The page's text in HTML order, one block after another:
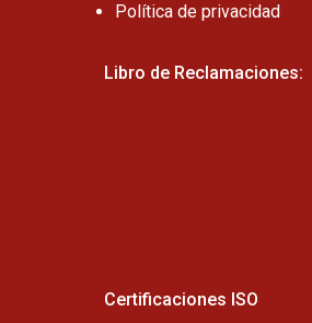
Política de privacidad
Libro de Reclamaciones:
Certificaciones ISO